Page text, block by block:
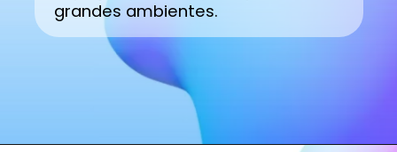
grandes ambientes.